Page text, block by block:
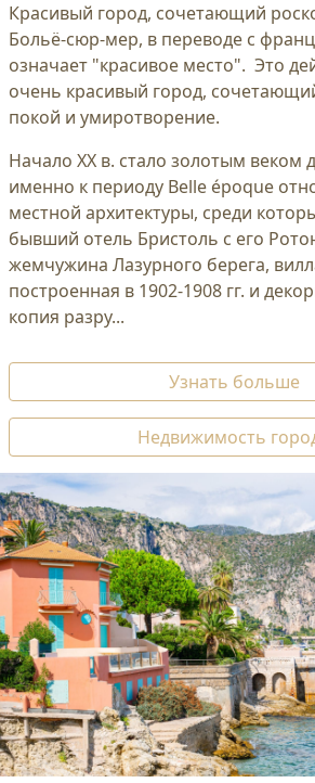
Красивый город, сочетающий
Больё-сюр-мер, в переводе с
означает "красивое место". Это
очень красивый город,
покой и умиротворение.
Начало XX в. стало золотым веком
именно к периоду Belle époque
местной архитектуры, среди
бывший отель Бристоль с его
жемчужина Лазурного берега,
построенная в 1902-1908 гг. и
копия разру...
Узнать больше
Недвижимость